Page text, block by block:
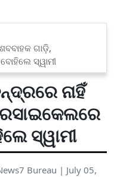
ଗାଡ଼ି,
ସ୍ୱାମୀ
ନାହିଁ
ସ୍ୱାମୀ
Bureau | July 05,